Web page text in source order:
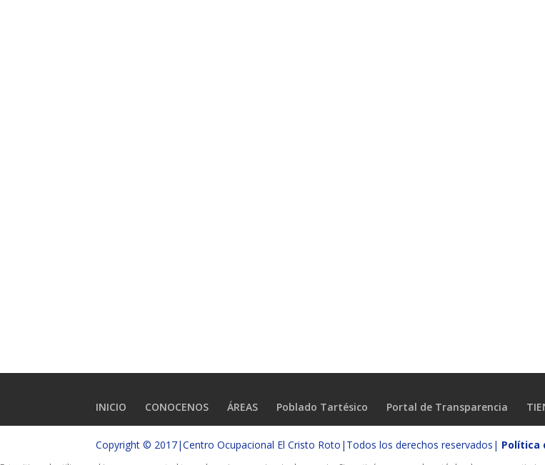
INICIO CONOCENOS ÁREAS Poblado Tartésico Portal de Transparencia
Copyright © 2017|Centro Ocupacional El Cristo Roto|Todos los derechos reservados| Política